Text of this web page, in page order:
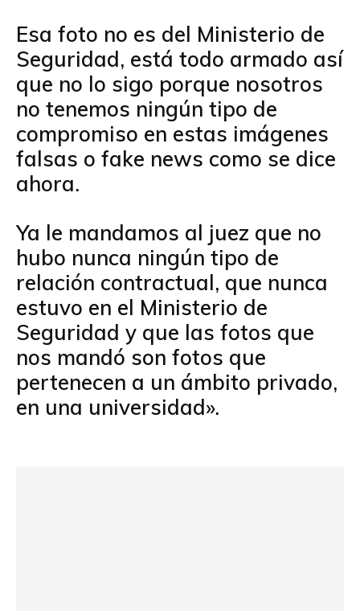
Esa foto no es del Ministerio de
Seguridad, está todo armado así
que no lo sigo porque nosotros
no tenemos ningún tipo de
compromiso en estas imágenes
falsas o fake news como se dice
ahora.
Ya le mandamos al juez que no
hubo nunca ningún tipo de
relación contractual, que nunca
estuvo en el Ministerio de
Seguridad y que las fotos que
nos mandó son fotos que
pertenecen a un ámbito privado,
en una universidad».